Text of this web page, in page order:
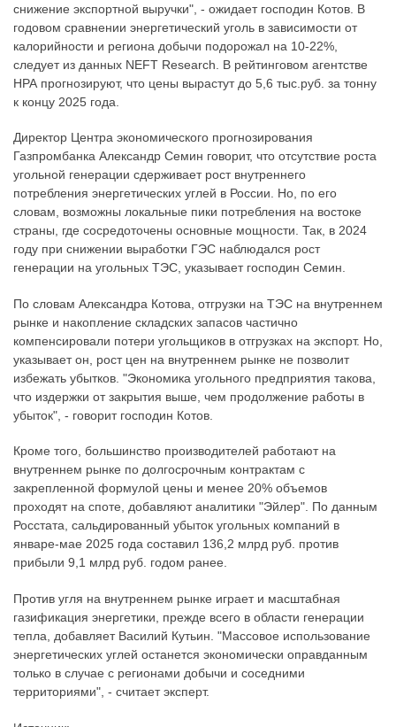
снижение экспортной выручки", - ожидает господин Котов. В
годовом сравнении энергетический уголь в зависимости от
калорийности и региона добычи подорожал на 10-22%,
следует из данных NEFT Research. В рейтинговом агентстве
НРА прогнозируют, что цены вырастут до 5,6 тыс.руб. за тонну
к концу 2025 года.
Директор Центра экономического прогнозирования
Газпромбанка Александр Семин говорит, что отсутствие роста
угольной генерации сдерживает рост внутреннего
потребления энергетических углей в России. Но, по его
словам, возможны локальные пики потребления на востоке
страны, где сосредоточены основные мощности. Так, в 2024
году при снижении выработки ГЭС наблюдался рост
генерации на угольных ТЭС, указывает господин Семин.
По словам Александра Котова, отгрузки на ТЭС на внутреннем
рынке и накопление складских запасов частично
компенсировали потери угольщиков в отгрузках на экспорт. Но,
указывает он, рост цен на внутреннем рынке не позволит
избежать убытков. "Экономика угольного предприятия такова,
что издержки от закрытия выше, чем продолжение работы в
убыток", - говорит господин Котов.
Кроме того, большинство производителей работают на
внутреннем рынке по долгосрочным контрактам с
закрепленной формулой цены и менее 20% объемов
проходят на споте, добавляют аналитики "Эйлер". По данным
Росстата, сальдированный убыток угольных компаний в
январе-мае 2025 года составил 136,2 млрд руб. против
прибыли 9,1 млрд руб. годом ранее.
Против угля на внутреннем рынке играет и масштабная
газификация энергетики, прежде всего в области генерации
тепла, добавляет Василий Кутьин. "Массовое использование
энергетических углей останется экономически оправданным
только в случае с регионами добычи и соседними
территориями", - считает эксперт.